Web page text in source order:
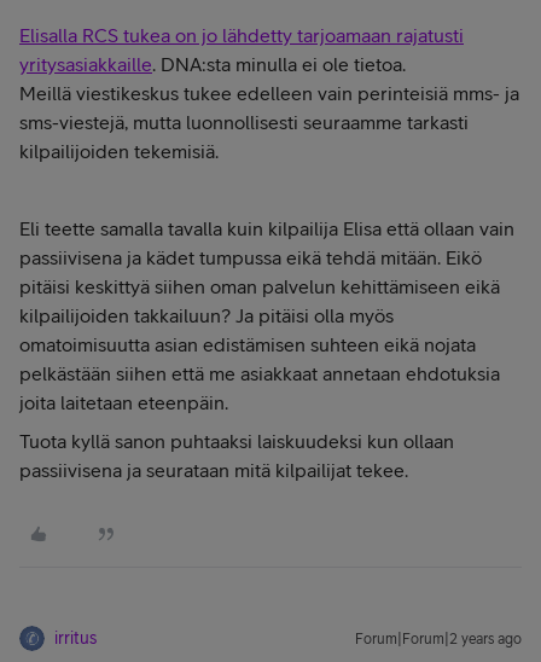
Elisalla RCS tukea on jo lähdetty tarjoamaan rajatusti
yritysasiakkaille. DNA:sta minulla ei ole tietoa.
Meillä viestikeskus tukee edelleen vain perinteisiä mms- ja
sms-viestejä, mutta luonnollisesti seuraamme tarkasti
kilpailijoiden tekemisiä.
Eli teette samalla tavalla kuin kilpailija Elisa että ollaan vain
passiivisena ja kädet tumpussa eikä tehdä mitään. Eikö
pitäisi keskittyä siihen oman palvelun kehittämiseen eikä
kilpailijoiden takkailuun? Ja pitäisi olla myös
omatoimisuutta asian edistämisen suhteen eikä nojata
pelkästään siihen että me asiakkaat annetaan ehdotuksia
joita laitetaan eteenpäin.
Tuota kyllä sanon puhtaaksi laiskuudeksi kun ollaan
passiivisena ja seurataan mitä kilpailijat tekee.
irritus Forum|Forum|2 years ago